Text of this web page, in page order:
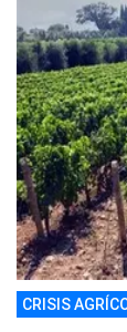
CRISIS